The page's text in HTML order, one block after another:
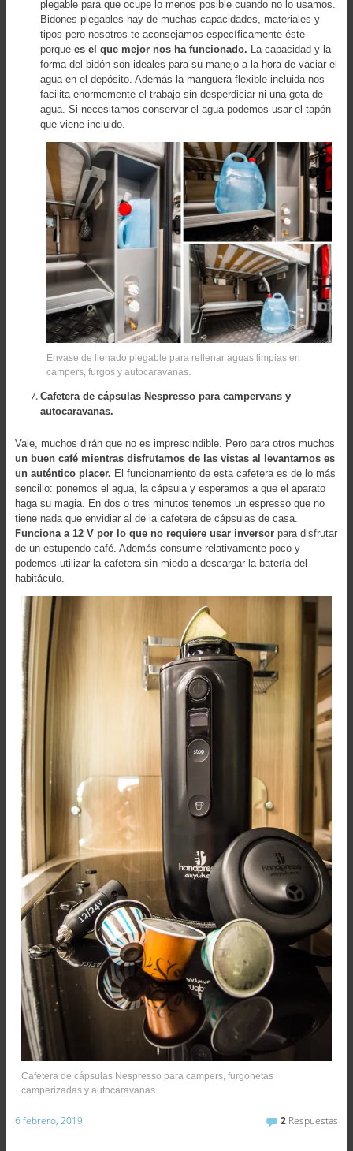
plegable para que ocupe lo menos posible cuando no lo usamos.
Bidones plegables hay de muchas capacidades, materiales y
tipos pero nosotros te aconsejamos específicamente éste
porquees el que mejor nos ha funcionado. La capacidad y la
forma del bidón son ideales para su manejo a la hora de vaciar el
agua en el depósito. Además la manguera flexible incluida nos
facilita enormemente el trabajo sin desperdiciar ni una gota de
agua. Si necesitamos conservar el agua podemos usar el tapón
que viene incluido.
Envase de llenado plegable para rellenar aguas limpias en
campers, furgos y autocaravanas.
Cafetera de cápsulas Nespresso para campervans y
autocaravanas.
Vale, muchos dirán que no es imprescindible. Pero para otros muchos
un buen café mientras disfrutamos de las vistas al levantarnos es
un auténtico placer. El funcionamiento de esta cafetera es de lo más
sencillo: ponemos el agua, la cápsula y esperamos a que el aparato
haga su magia. En dos o tres minutos tenemos un espresso que no
tiene nada que envidiar al de la cafetera de cápsulas de casa.
Funciona a 12 V por lo que no requiere usar inversorpara disfrutar
de un estupendo café. Además consume relativamente poco y
podemos utilizar la cafetera sin miedo a descargar la batería del
habitáculo.
Cafetera de cápsulas Nespresso para campers, furgonetas
camperizadas y autocaravanas.
6 febrero, 2019 2 Respuestas